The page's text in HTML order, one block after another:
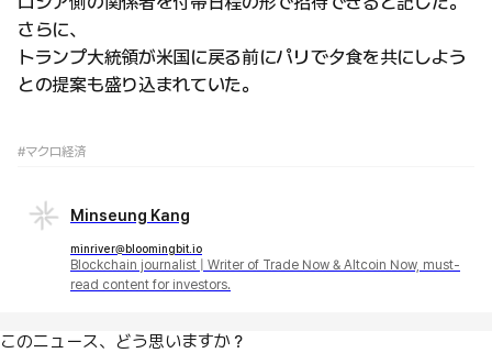
さらに、
トランプ大統領が米国に戻る前にパリで夕食を共にしよう
との提案も盛り込まれていた。
#マクロ経済
Minseung Kang
minriver@bloomingbit.io
Blockchain journalist | Writer of Trade Now & Altcoin Now, must-
read content for investors.
このニュース、どう思いますか？